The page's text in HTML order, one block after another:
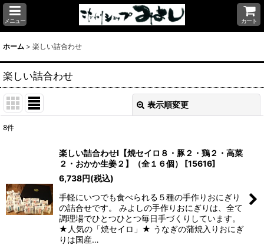
メニュー カート
ホーム > 楽しい詰合わせ
楽しい詰合わせ
表示順変更
絞り込む
8件
楽しい詰合わせI【焼セイロ８・豚２・鶏２・高菜
２・おかか生姜２】（全１６個）
[15616]
6,738円(税込)
手軽にいつでも食べられる５種の手作りおにぎり
の詰合せです。 みよしの手作りおにぎりは、全て
調理場でひとつひとつ毎日手づくりしています。
★人気の「焼セイロ」★ うなぎの蒲焼入りおにぎ
りは国産…